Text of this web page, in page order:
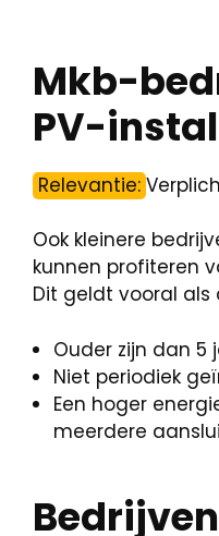
Mkb-
PV-
Relevantie:
Ook kleinere
kunnen profiteren
Dit geldt vooral als
Ouder zijn dan 5
Niet periodiek
Een hoger
meerdere